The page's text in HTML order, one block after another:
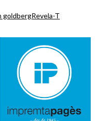
goldbergRevela-T